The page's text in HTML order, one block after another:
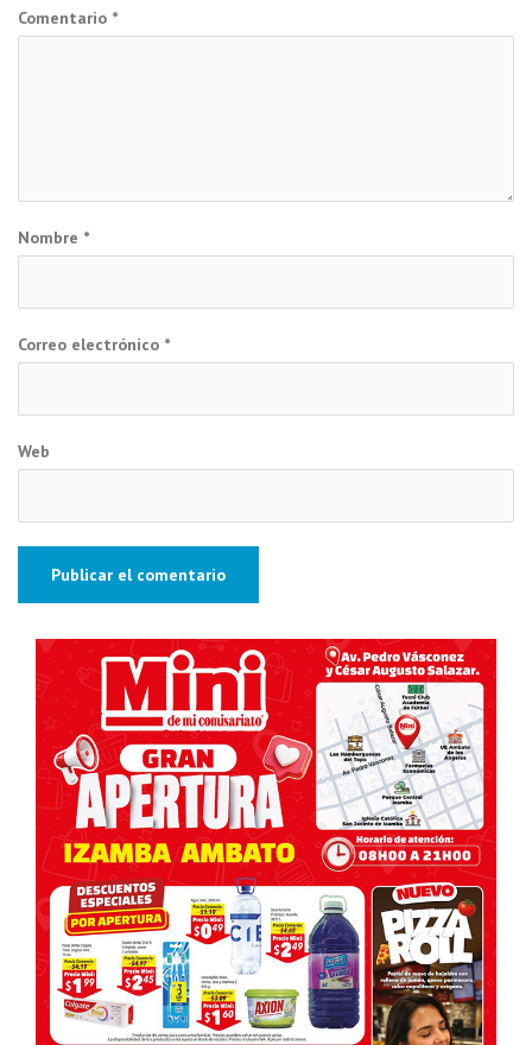
Comentario *
Nombre *
Correo electrónico *
Web